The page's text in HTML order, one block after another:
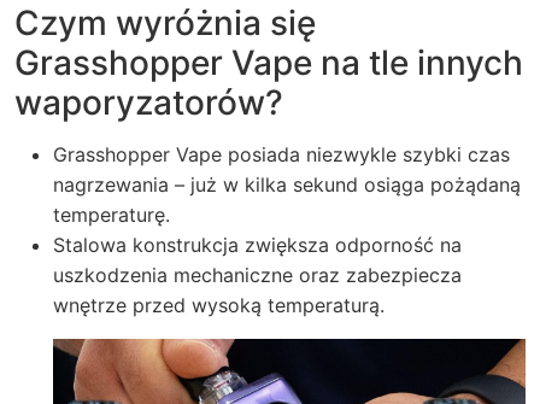
Czym wyróżnia się
Grasshopper Vape na tle innych
waporyzatorów?
Grasshopper Vape posiada niezwykle szybki czas
nagrzewania – już w kilka sekund osiąga pożądaną
temperaturę.
Stalowa konstrukcja zwiększa odporność na
uszkodzenia mechaniczne oraz zabezpiecza
wnętrze przed wysoką temperaturą.